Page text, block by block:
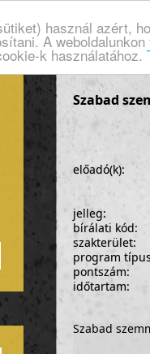
használ azért,
A
k használatához.
Szabad
előadó(k):
jelleg:
bírálati kód:
szakterület:
program
pontszám:
időtartam:
Szabad